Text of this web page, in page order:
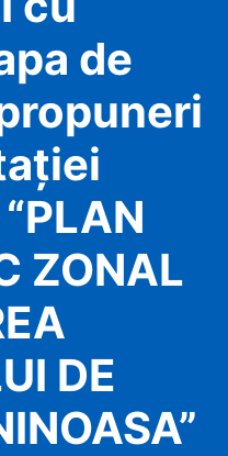
de
ZONAL
DE